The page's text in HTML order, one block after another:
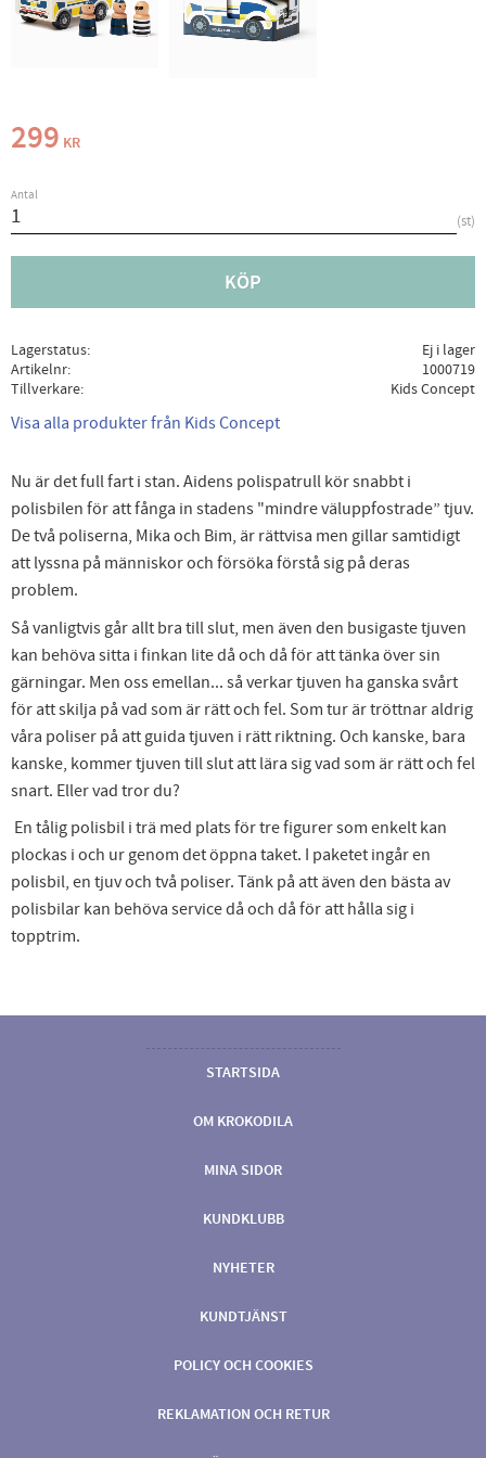
299 KR
Antal
st
KÖP
Lagerstatus
Ej i lager
Artikelnr
1000719
Tillverkare
Kids Concept
Visa alla produkter från Kids Concept
Nu är det full fart i stan. Aidens polispatrull kör snabbt i
polisbilen för att fånga in stadens "mindre väluppfostrade” tjuv.
De två poliserna, Mika och Bim, är rättvisa men gillar samtidigt
att lyssna på människor och försöka förstå sig på deras
problem.
Så vanligtvis går allt bra till slut, men även den busigaste tjuven
kan behöva sitta i finkan lite då och då för att tänka över sin
gärningar. Men oss emellan... så verkar tjuven ha ganska svårt
för att skilja på vad som är rätt och fel. Som tur är tröttnar aldrig
våra poliser på att guida tjuven i rätt riktning. Och kanske, bara
kanske, kommer tjuven till slut att lära sig vad som är rätt och fel
snart. Eller vad tror du?
En tålig polisbil i trä med plats för tre figurer som enkelt kan
plockas i och ur genom det öppna taket. I paketet ingår en
polisbil, en tjuv och två poliser. Tänk på att även den bästa av
polisbilar kan behöva service då och då för att hålla sig i
topptrim.
STARTSIDA
OM KROKODILA
MINA SIDOR
KUNDKLUBB
NYHETER
KUNDTJÄNST
POLICY OCH COOKIES
REKLAMATION OCH RETUR